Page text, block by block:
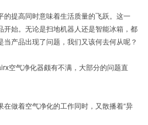
提高同时意味着生活质量的飞跃。这一
始。无论是扫地机器人还是智能冰箱，都
产品出现了问题，我们又该何去何从呢？
气净化器颇有不满，大部分的问题直
做着空气净化的工作同时，又散播着“异